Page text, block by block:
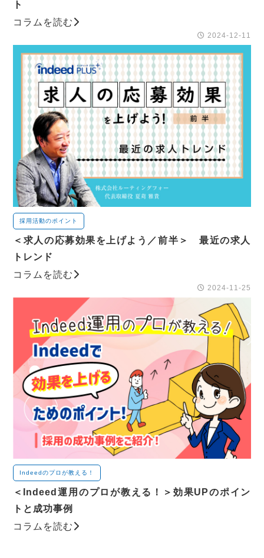
ト
コラムを読む
2024-12-11
採用活動のポイント
＜求人の応募効果を上げよう／前半＞ 最近の求人
トレンド
コラムを読む
2024-11-25
Indeedのプロが教える！
＜Indeed運用のプロが教える！＞効果UPのポイン
トと成功事例
コラムを読む